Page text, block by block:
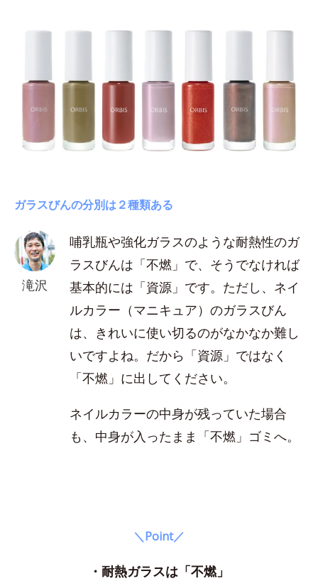
ガラスびんの分別は２種類ある
滝沢
哺乳瓶や強化ガラスのような耐熱性のガ
ラスびんは「不燃」で、そうでなければ
基本的には「資源」です。ただし、ネイ
ルカラー（マニキュア）のガラスびん
は、きれいに使い切るのがなかなか難し
いですよね。だから「資源」ではなく
「不燃」に出してください。
ネイルカラーの中身が残っていた場合
も、中身が入ったまま「不燃」ゴミへ。
＼Point／
・耐熱ガラスは「不燃」